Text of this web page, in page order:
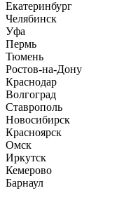
Екатеринбург
Челябинск
Уфа
Пермь
Тюмень
Ростов-на-Дону
Краснодар
Волгоград
Ставрополь
Новосибирск
Красноярск
Омск
Иркутск
Кемерово
Барнаул